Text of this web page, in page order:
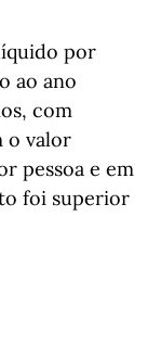
por
ao ano
com
o valor
pessoa e em
foi superior